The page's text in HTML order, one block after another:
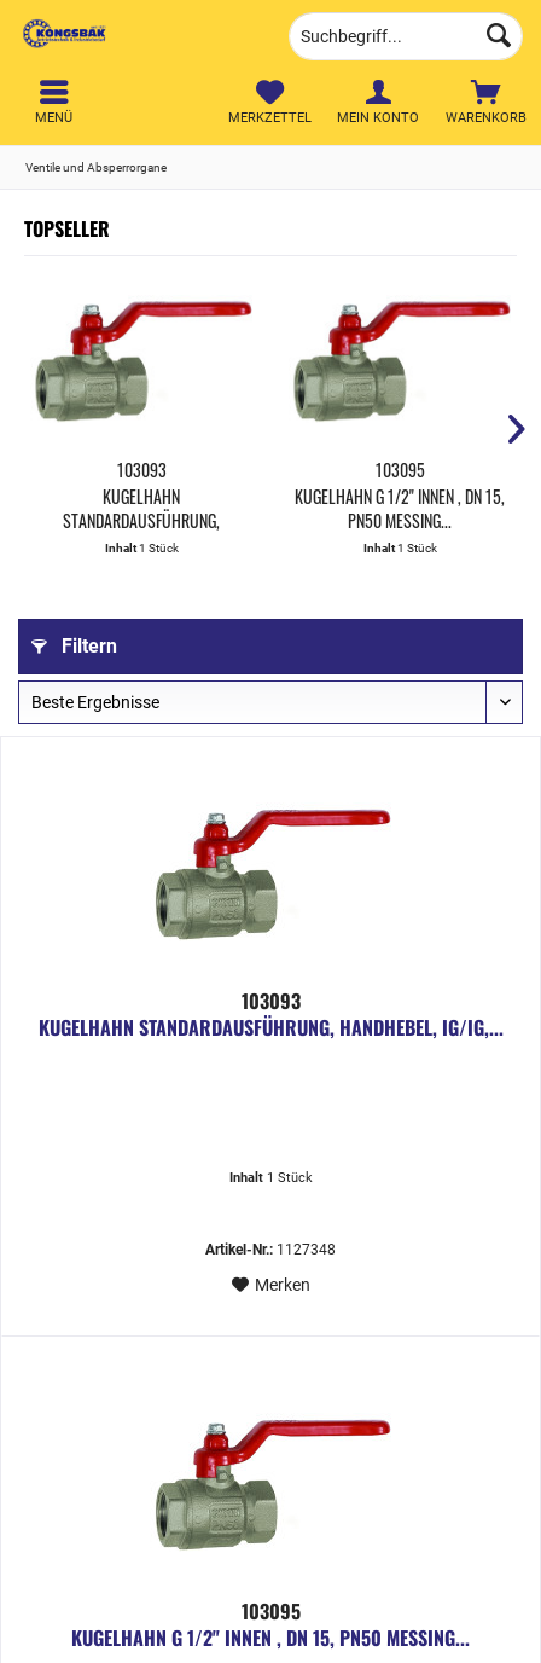
WARENKORB
MERKZETTEL MEIN KONTO
MENÜ
Ventile und Absperrorgane
TOPSELLER
103093
KUGELHAHN
STANDARDAUSFÜHRUNG,
HANDHEBEL, IG/IG,...
Inhalt1 Stück
103095
KUGELHAHN G 1/2" INNEN , DN 15,
PN50 MESSING...
Inhalt1 Stück
Filtern
103093
KUGELHAHN STANDARDAUSFÜHRUNG, HANDHEBEL, IG/IG,...
Inhalt 1 Stück
Artikel-Nr.: 1127348
Merken
103095
KUGELHAHN G 1/2" INNEN , DN 15, PN50 MESSING...